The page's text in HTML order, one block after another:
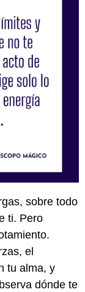
sobre todo
ti. Pero
el
tu alma, y
dónde te